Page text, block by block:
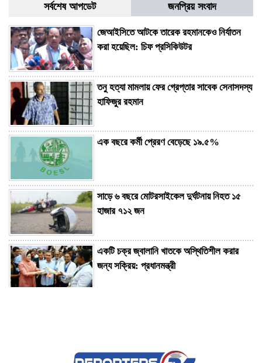
সর্বশেষ আপডেট জনপ্রিয় সংবাদ
জেআইসিতে আটকে তারেক রহমানকেও নির্যাতন
করা হয়েছিল: চিফ প্রসিকিউটর
তনু হত্যা মামলায় ফের গ্রেপ্তার সাবেক সেনাসদস্য
হাফিজুর রহমান
এক বছরে কর্মী প্রেরণ বেড়েছে ১৯.৫%
সাড়ে ৬ বছরে মোটরসাইকেল দুর্ঘটনায় নিহত ১৫
হাজার ৭১২ জন
একটি চক্র জ্বালানি খাতকে অস্থিতিশীল করার
জন্য সক্রিয়: প্রধানমন্ত্রী
বেড়েছে সোনার দাম